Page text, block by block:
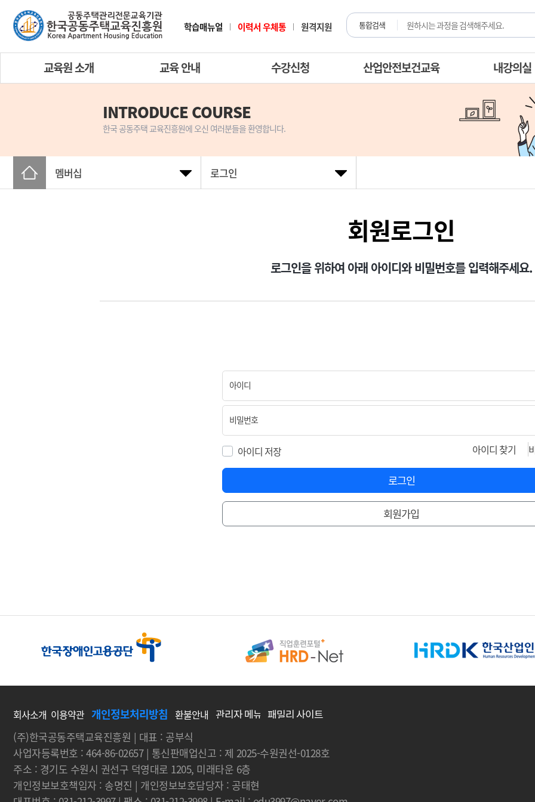
학습매뉴얼 이력서 우체통 원격지원 통합검색
교육원 소개 교육 안내 수강신청 산업안전보건교육 내강의실
INTRODUCE COURSE
한국 공동주택 교육진흥원에 오신 여러분들을 환영합니다.
멤버십 로그인
회원로그인
로그인을 위하여 아래 아이디와 비밀번호를 입력해주세요.
아이디
비밀번호
아이디 저장 아이디 찾기
로그인
회원가입
회사소개 이용약관 개인정보처리방침 환불안내
(주)한국공동주택교육진흥원 | 대표 : 공부식
사업자등록번호 : 464-86-02657 | 통신판매업신고 : 제 2025-수원권선-0128호
주소 : 경기도 수원시 권선구 덕영대로 1205, 미래타운 6층
개인정보보호책임자 : 송명진 | 개인정보보호담당자 : 공태현